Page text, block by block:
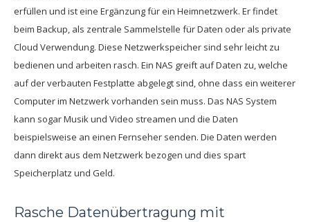
erfüllen und ist eine Ergänzung für ein Heimnetzwerk. Er findet
beim Backup, als zentrale Sammelstelle für Daten oder als private
Cloud Verwendung. Diese Netzwerkspeicher sind sehr leicht zu
bedienen und arbeiten rasch. Ein NAS greift auf Daten zu, welche
auf der verbauten Festplatte abgelegt sind, ohne dass ein weiterer
Computer im Netzwerk vorhanden sein muss. Das NAS System
kann sogar Musik und Video streamen und die Daten
beispielsweise an einen Fernseher senden. Die Daten werden
dann direkt aus dem Netzwerk bezogen und dies spart
Speicherplatz und Geld.
Rasche Datenübertragung mit